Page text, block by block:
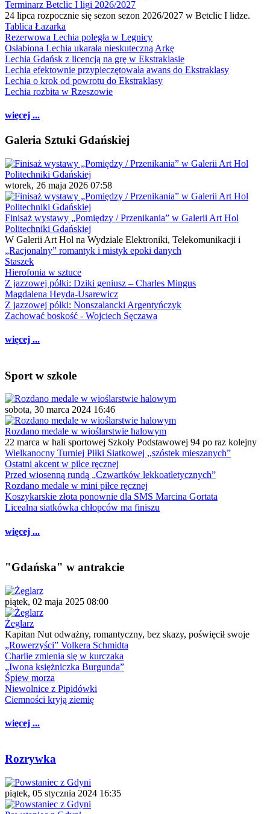
Terminarz Betclic I ligi 2026/2027
24 lipca rozpocznie się sezon sezon 2026/2027 w Betclic I lidze.
Tablica Łazarka
Rezerwowa Lechia poległa w Legnicy
Osłabiona Lechia ukarała nieskuteczną Arkę
Lechia Gdańsk z licencją na grę w Ekstraklasie
Lechia efektownie przypieczętowała awans do Ekstraklasy
Lechia o krok od powrotu do Ekstraklasy
Lechia rozbita w Rzeszowie
więcej ...
Galeria Sztuki Gdańskiej
wtorek, 26 maja 2026 07:58
Finisaż wystawy „Pomiędzy / Przenikania” w Galerii Art Hol
Politechniki Gdańskiej
W Galerii Art Hol na Wydziale Elektroniki, Telekomunikacji i
„Racjonalny” romantyk i mistyk epoki danych
Staszek
Hierofonia w sztuce
Z jazzowej półki: Dziki geniusz – Charles Mingus
Magdalena Heyda-Usarewicz
Z jazzowej półki: Nonszalancki Argentyńczyk
Zachować boskość - Wojciech Sęczawa
więcej ...
Sport w szkole
sobota, 30 marca 2024 16:46
Rozdano medale w wioślarstwie halowym
22 marca w hali sportowej Szkoły Podstawowej 94 po raz kolejny
Wielkanocny Turniej Piłki Siatkowej ,,szóstek mieszanych”
Ostatni akcent w piłce ręcznej
Przed wiosenną rundą „Czwartków lekkoatletycznych”
Rozdano medale w mini piłce ręcznej
Koszykarskie złota ponownie dla SMS Marcina Gortata
Licealna siatkówka chłopców ma finiszu
więcej ...
"Gdańska" w antrakcie
piątek, 02 maja 2025 08:00
Żeglarz
Kapitan Nut odważny, romantyczny, bez skazy, poświęcił swoje
„Rowerzyści” Volkera Schmidta
Charlie zmienia się w kurczaka
„Iwona księżniczka Burgunda”
Śpiew morza
Niewolnice z Pipidówki
Ciemności kryją ziemię
więcej ...
Rozrywka
piątek, 05 stycznia 2024 16:35